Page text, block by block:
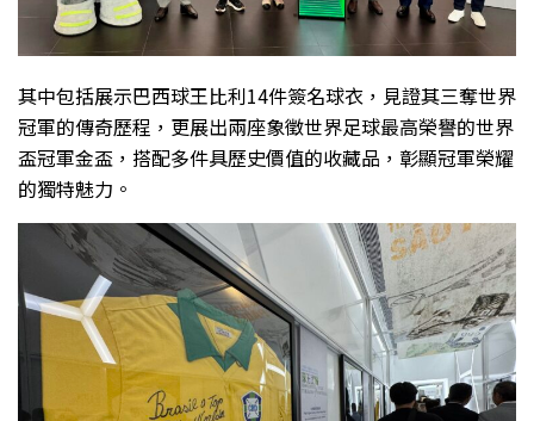
其中包括展示巴西球王比利14件簽名球衣，見證其三奪世界
冠軍的傳奇歷程，更展出兩座象徵世界足球最高榮譽的世界
盃冠軍金盃，搭配多件具歷史價值的收藏品，彰顯冠軍榮耀
的獨特魅力。